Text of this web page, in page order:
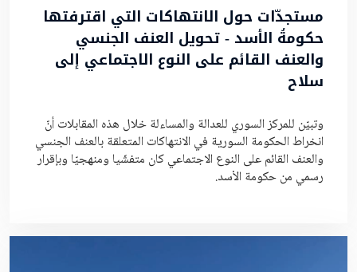
مستجدّات حول الانتهاكات التي اقترفتها
حكومةُ الأسد - تحويل العنف الجنسي
والعنف القائم على النوع الاجتماعي إلى
سلاح
وتبيّن للمركز السوري للعدالة والمساءلة خلال هذه المقابلات أنّ
انخراط الحكومة السورية في الانتهاكات المتعلقة بالعنف الجنسي
والعنف القائم على النوع الاجتماعي كان متفشّيا ومنهجيّا وبإقرار
رسمي من حكومة الأسد.